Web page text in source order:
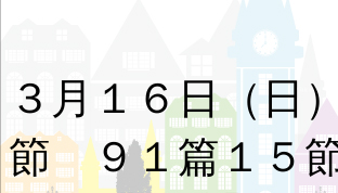
３月１６日
節 ９１篇１５